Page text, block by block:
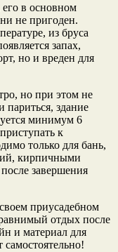
его в основном
не пригоден.
из бруса
запах,
но и вреден для
но при этом не
париться, здание
минимум 6
к
только для бань,
кирпичными
завершения
приусадебном
отдых после
и материал для